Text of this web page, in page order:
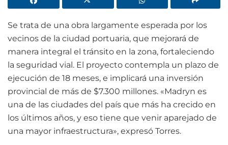
Se trata de una obra largamente esperada por los
vecinos de la ciudad portuaria, que mejorará de
manera integral el tránsito en la zona, fortaleciendo
la seguridad vial. El proyecto contempla un plazo de
ejecución de 18 meses, e implicará una inversión
provincial de más de $7.300 millones. «Madryn es
una de las ciudades del país que más ha crecido en
los últimos años, y eso tiene que venir aparejado de
una mayor infraestructura», expresó Torres.